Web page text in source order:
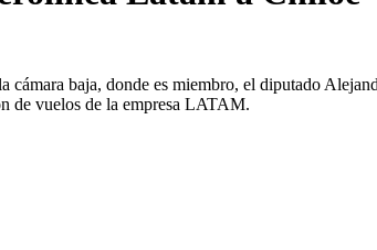
cámara baja, donde es miembro, el diputado
de vuelos de la empresa LATAM.